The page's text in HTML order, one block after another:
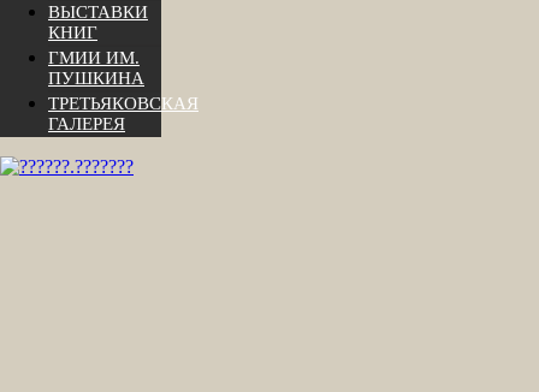
ВЫСТАВКИ
КНИГ
ГМИИ ИМ.
ПУШКИНА
ТРЕТЬЯКОВСКАЯ
ГАЛЕРЕЯ